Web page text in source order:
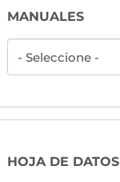
MANUALES
HOJA DE DATOS